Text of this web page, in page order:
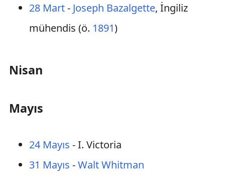
28 Mart- Joseph Bazalgette, İngiliz
mühendis (ö. 1891)
Nisan
Mayıs
24 Mayıs - I. Victoria
31 Mayıs -Walt Whitman